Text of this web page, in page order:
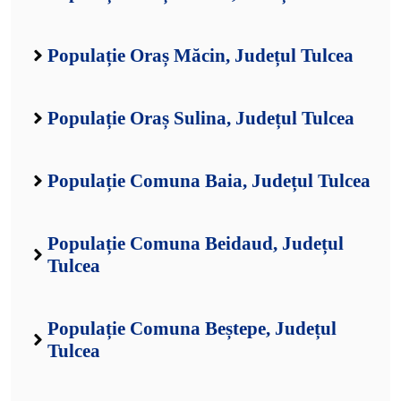
Populație Oraș Măcin, Județul Tulcea
Populație Oraș Sulina, Județul Tulcea
Populație Comuna Baia, Județul Tulcea
Populație Comuna Beidaud, Județul
Tulcea
Populație Comuna Beștepe, Județul
Tulcea